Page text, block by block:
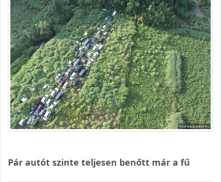
Pár autót szinte teljesen benőtt már a fű